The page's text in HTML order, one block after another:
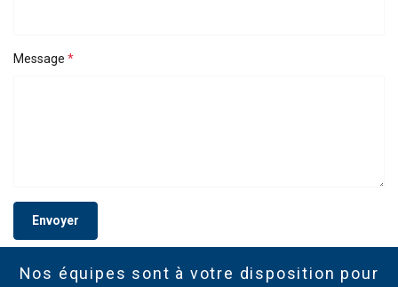
Message
Envoyer
Nos équipes sont à votre disposition pour